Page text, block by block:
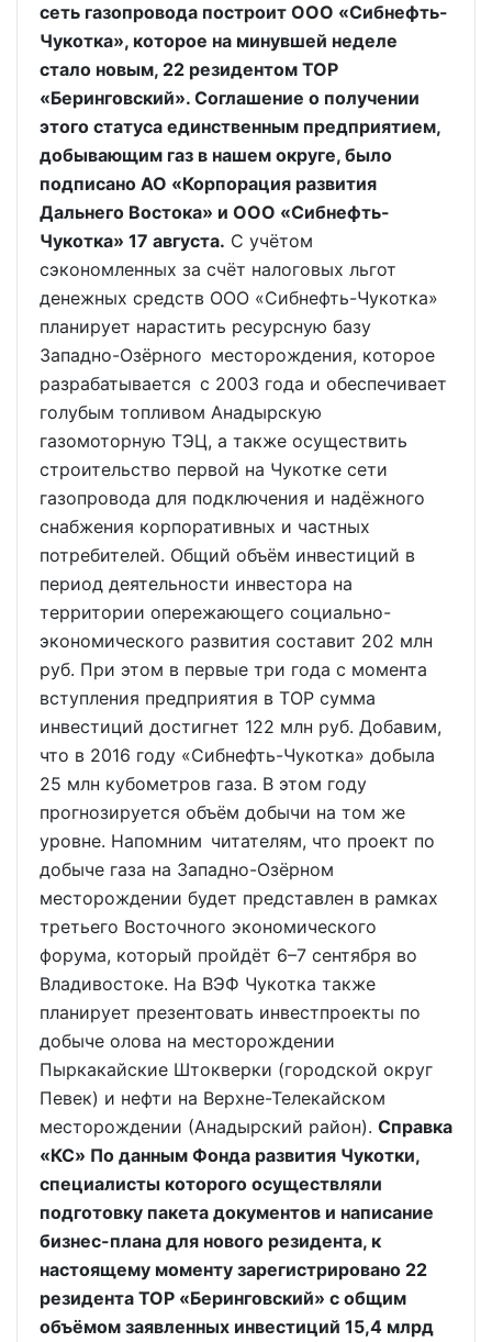
сеть газопровода построит ООО «Сибнефть-
Чукотка», которое на минувшей неделе
стало новым, 22 резидентом ТОР
«Беринговский». Соглашение о получении
этого статуса единственным предприятием,
добывающим газ в нашем округе, было
подписано АО «Корпорация развития
Дальнего Востока» и ООО «Сибнефть-
Чукотка» 17 августа. C учётом
сэкономленных за счёт налоговых льгот
денежных средств ООО «Сибнефть-Чукотка»
планирует нарастить ресурсную базу
Западно-Озёрного месторождения, которое
разрабатывается с 2003 года и обеспечивает
голубым топливом Анадырскую
газомоторную ТЭЦ, а также осуществить
строительство первой на Чукотке сети
газопровода для подключения и надёжного
снабжения корпоративных и частных
потребителей. Общий объём инвестиций в
период деятельности инвестора на
территории опережающего социально-
экономического развития составит 202 млн
руб. При этом в первые три года с момента
вступления предприятия в ТОР сумма
инвестиций достигнет 122 млн руб. Добавим,
что в 2016 году «Сибнефть-Чукотка» добыла
25 млн кубометров газа. В этом году
прогнозируется объём добычи на том же
уровне. Напомним читателям, что проект по
добыче газа на Западно-Озёрном
месторождении будет представлен в рамках
третьего Восточного экономического
форума, который пройдёт 6–7 сентября во
Владивостоке. На ВЭФ Чукотка также
планирует презентовать инвестпроекты по
добыче олова на месторождении
Пыркакайские Штокверки (городской округ
Певек) и нефти на Верхне-Телекайском
месторождении (Анадырский район). Справка
«КС» По данным Фонда развития Чукотки,
специалисты которого осуществляли
подготовку пакета документов и написание
бизнес-плана для нового резидента, к
настоящему моменту зарегистрировано 22
резидента ТОР «Беринговский» с общим
объёмом заявленных инвестиций 15,4 млрд